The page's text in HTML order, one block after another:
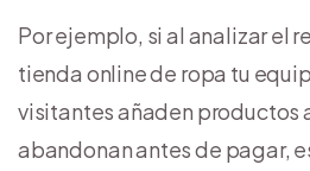
Por ejemplo, si al analizar el
tienda online de ropa tu
visitantes añaden productos
abandonan antes de pagar,